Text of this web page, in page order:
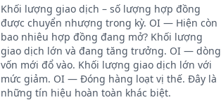
Khối lượng giao dịch – số lượng hợp đồng
được chuyển nhượng trong kỳ. OI — Hiện còn
bao nhiêu hợp đồng đang mở? Khối lượng
giao dịch lớn và đang tăng trưởng. OI — dòng
vốn mới đổ vào. Khối lượng giao dịch lớn với
mức giảm. OI — Đóng hàng loạt vị thế. Đây là
những tín hiệu hoàn toàn khác biệt.